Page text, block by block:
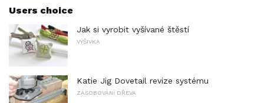
Users choice
Jak si vyrobit vyšívané štěstí
VÝŠIVKA
Katie Jig Dovetail revize systému
ZÁSOBOVÁNÍ DŘEVA